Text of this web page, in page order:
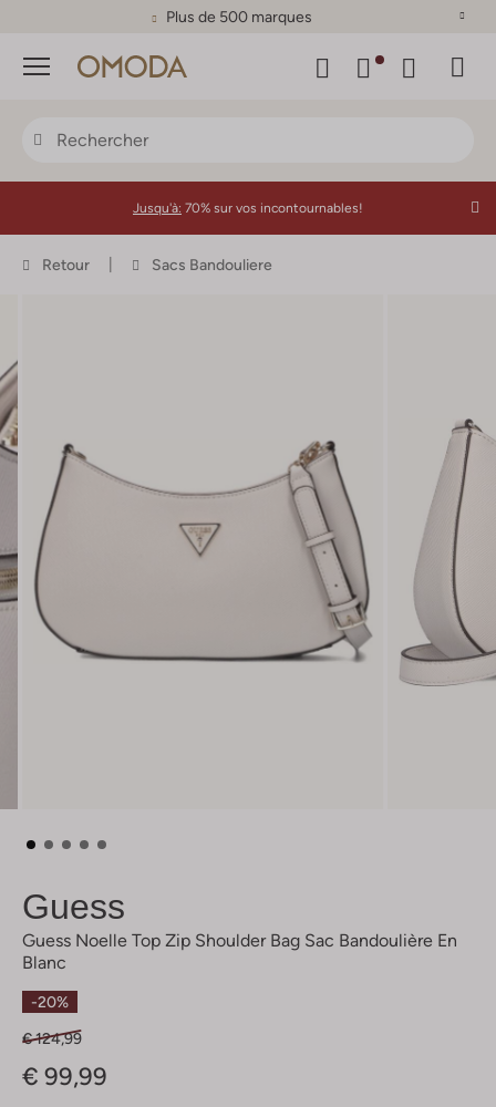
Plus de 500 marques
Menu
Jusqu'à: 70% sur vos incontournables!
Retour Sacs Bandouliere
Guess
Guess Noelle Top Zip Shoulder Bag Sac Bandoulière En
Blanc
-20%
€ 124,99
€ 99,99